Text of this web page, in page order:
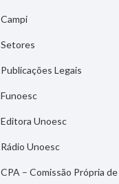
Campi
Setores
Publicações Legais
Funoesc
Editora Unoesc
Rádio Unoesc
CPA – Comissão Própria de